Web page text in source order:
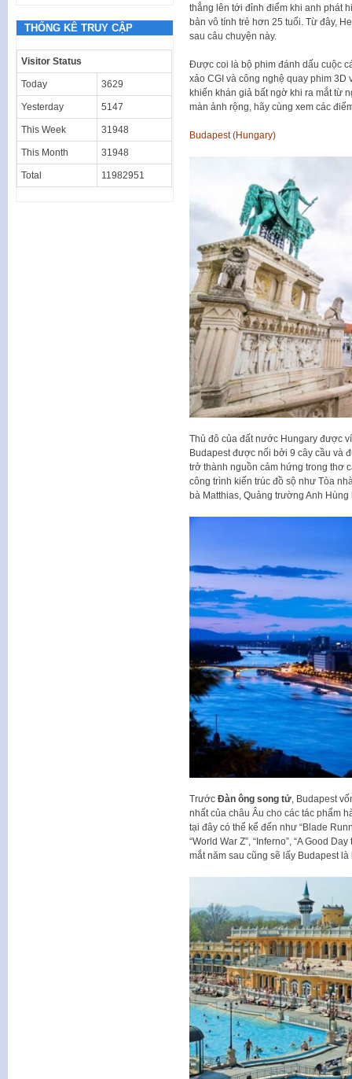
thẳng lên tới đỉnh điểm khi anh phát
bản vô tính trẻ hơn 25 tuổi. Từ đây,
sau câu chuyện này.
Được coi là bộ phim đánh dấu cuộc
xảo CGI và công nghệ quay phim
khiến khán giả bất ngờ khi ra mắt từ
màn ảnh rộng, hãy cùng xem các
Budapest (Hungary)
Thủ đô của đất nước Hungary được
Budapest được nối bởi 9 cây cầu và
trở thành nguồn cảm hứng trong thơ
công trình kiến trúc đồ sộ như Tòa
bà Matthias, Quảng trường Anh
Trước Đàn ông song tử, Budapest
nhất của châu Âu cho các tác phẩm
tại đây có thể kể đến như “Blade
“World War Z”, “Inferno”, “A Good
mắt năm sau cũng sẽ lấy Budapest
THỐNG KÊ TRUY CẬP
Visitor Status
Today 3629
Yesterday 5147
This Week 31948
This Month 31948
Total 11982951